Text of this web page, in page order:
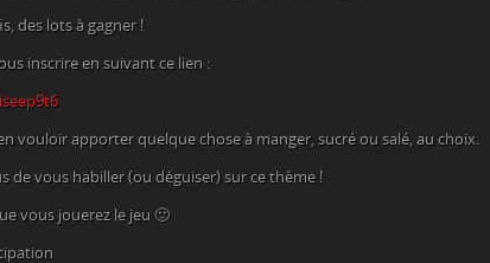
des lots à gagner !
inscrire en suivant ce lien :
vouloir apporter quelque chose à manger, sucré ou salé, au choix.
de vous habiller (ou déguiser) sur ce thème !
vous jouerez le jeu 🙂